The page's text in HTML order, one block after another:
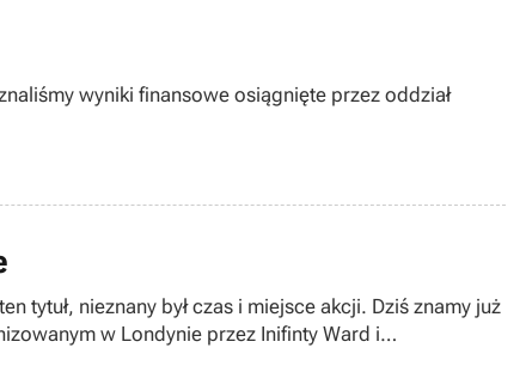
wyniki finansowe osiągnięte przez oddział
tytuł, nieznany był czas i miejsce akcji. Dziś znamy już
w Londynie przez Inifinty Ward i